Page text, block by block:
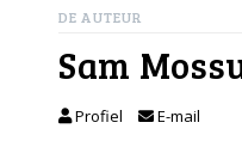
DE AUTEUR
Sam
Profiel E-mail